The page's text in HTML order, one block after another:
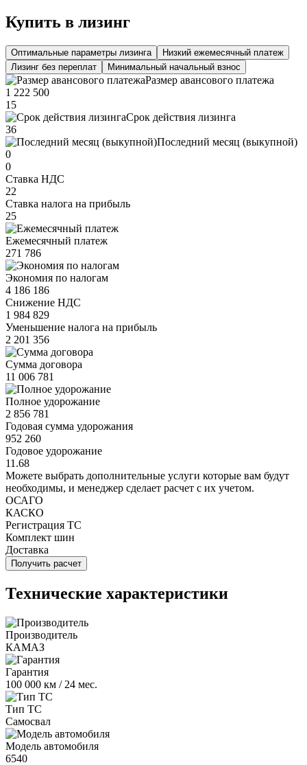
Купить в лизинг
Оптимальные параметры лизинга
Низкий ежемесячный платеж
Лизинг без переплат
Минимальный начальный взнос
Размер авансового платежа
1 222 500
15
Срок действия лизинга
36
Последний месяц (выкупной)
0
0
Ставка НДС
22
Ставка налога на прибыль
25
Ежемесячный платеж
271 786
Экономия по налогам
4 186 186
Снижение НДС
1 984 829
Уменьшение налога на прибыль
2 201 356
Сумма договора
11 006 781
Полное удорожание
2 856 781
Годовая сумма удорожания
952 260
Годовое удорожание
11.68
Можете выбрать дополнительные услуги которые вам будут
необходимы, и менеджер сделает расчет с их учетом.
ОСАГО
КАСКО
Регистрация ТС
Комплект шин
Доставка
Получить расчет
Технические характеристики
Производитель
КАМАЗ
Гарантия
100 000 км / 24 мес.
Тип ТС
Самосвал
Модель автомобиля
6540